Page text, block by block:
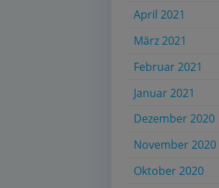
April 2021
März 2021
Februar 2021
Januar 2021
Dezember 2020
November 2020
Oktober 2020